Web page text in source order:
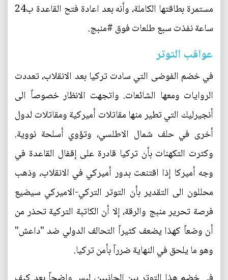
مستمرة بطاقتها الكاملة، وأنه بعد اعادة فتح القاعدة ب24
ساعة نفذت سبع طلعات فوق #منبج.
عواقب التوتر
في خضم الفوضى التي سادت تركيا بعد الانقلاب، تعددت
الروايات ومعها الشائعات. واتجهت الانظار خصوصاً الى
أنجيرليك التي تطير منها مقاتلات أميركية ومقاتلات لدول
أخرى في حلف شمال الاطلسي، وتؤوي أسلحة نووية.
وكثرت التكهنات بأن تركيا قادرة على إقفال القاعدة في
وجه أميركا إذا اقتنعت بدور أميركي في الانقلاب، وذهب
محللون الى التقدير بأن التوتر التركي-الاميركي سيضيع
فرصة تحرير منبج والرقة، إلا أن الكاتبة التركية تحذر من
أن وضعاً كهذا يضعف كثيراً التحالف الدولي ضد "داعش"
وهو ما يلحق في النهاية ضرراً بأمن تركيا.